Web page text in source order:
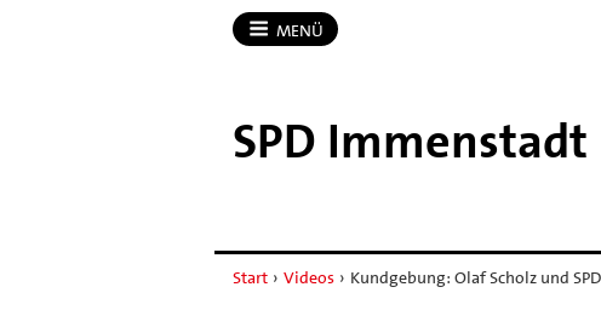
MENÜ
SPD Immenstadt
Start › Videos › Kundgebung: Olaf Scholz und